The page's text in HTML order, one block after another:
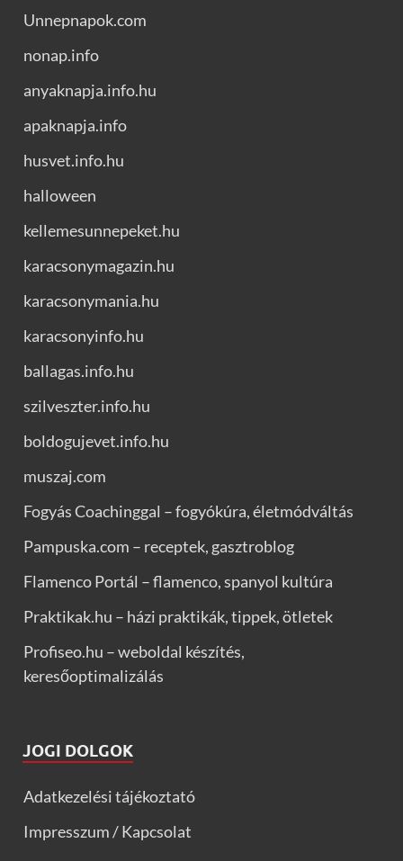
Unnepnapok.com
nonap.info
anyaknapja.info.hu
apaknapja.info
husvet.info.hu
halloween
kellemesunnepeket.hu
karacsonymagazin.hu
karacsonymania.hu
karacsonyinfo.hu
ballagas.info.hu
szilveszter.info.hu
boldogujevet.info.hu
muszaj.com
Fogyás Coachinggal – fogyókúra, életmódváltás
Pampuska.com – receptek, gasztroblog
Flamenco Portál – flamenco, spanyol kultúra
Praktikak.hu – házi praktikák, tippek, ötletek
Profiseo.hu – weboldal készítés,
keresőoptimalizálás
JOGI DOLGOK
Adatkezelési tájékoztató
Impresszum / Kapcsolat